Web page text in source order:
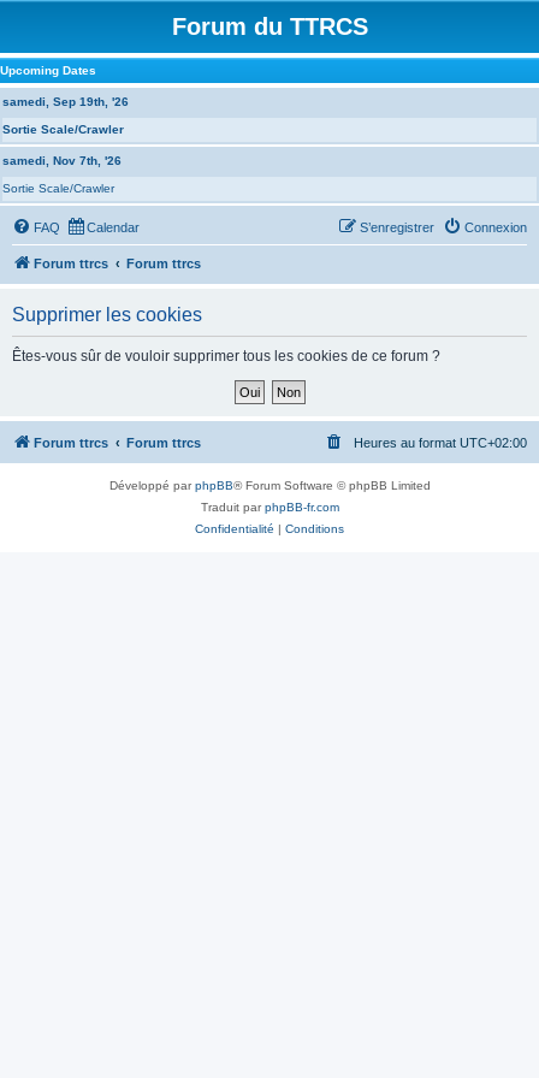
Forum du TTRCS
Upcoming Dates
samedi, Sep 19th, '26
Sortie Scale/Crawler
samedi, Nov 7th, '26
Sortie Scale/Crawler
FAQ Calendar Connexion
S’enregistrer
Forum ttrcs Forum ttrcs
Supprimer les cookies
Êtes-vous sûr de vouloir supprimer tous les cookies de ce forum ?
Forum ttrcs Forum ttrcs Heures au format UTC+02:00
Développé parphpBB® Forum Software © phpBB Limited
Traduit parphpBB-fr.com
Confidentialité | Conditions